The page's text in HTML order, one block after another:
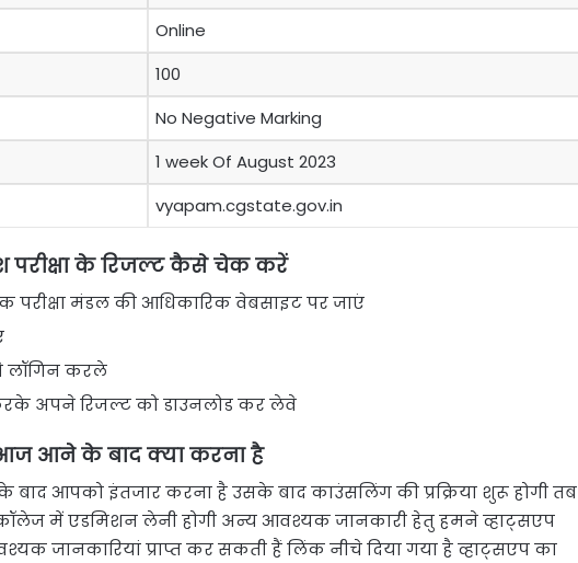
Online
100
No Negative Marking
1 week Of August 2023
vyapam.cgstate.gov.in
परीक्षा के रिजल्ट कैसे चेक करें
परीक्षा मंडल की आधिकारिक वेबसाइट पर जाएं
लॉगिन करले
अपने रिजल्ट को डाउनलोड कर लेवे
आज आने के बाद क्या करना है
बाद आपको इंतजार करना है उसके बाद काउंसलिंग की प्रक्रिया शुरू होगी तब
में एडमिशन लेनी होगी अन्य आवश्यक जानकारी हेतु हमने व्हाट्सएप
जानकारियां प्राप्त कर सकती हैं लिंक नीचे दिया गया है व्हाट्सएप का